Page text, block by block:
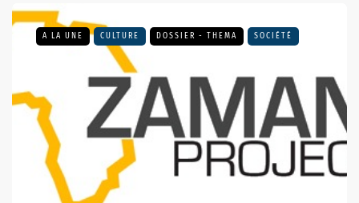
A LA UNE CULTURE DOSSIER - THEMA SOCIÉTÉ